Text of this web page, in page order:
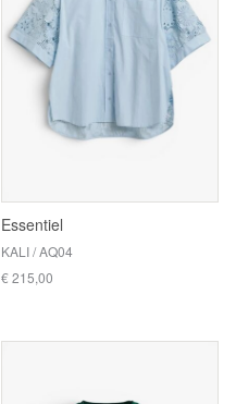
Essentiel
KALI / AQ04
€ 215,00